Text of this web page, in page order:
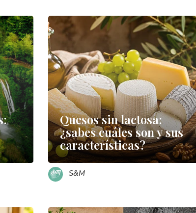
Quesos sin lactosa:
¿sabes cuáles son y sus
características?
S&M